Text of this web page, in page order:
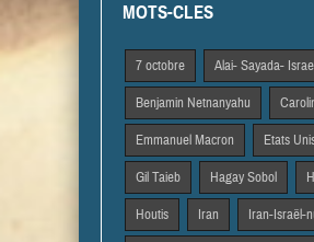
MOTS-CLES
7 octobre Alai- Sayada-
Benjamin Netnanyahu
Emmanuel Macron Etats
Gil Taieb Hagay Sobol
Houtis Iran Iran-Israël-